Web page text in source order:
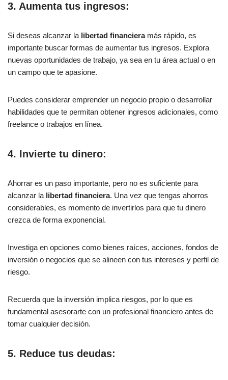
3. Aumenta tus ingresos:
Si deseas alcanzar la libertad financieramás rápido, es
importante buscar formas de aumentar tus ingresos. Explora
nuevas oportunidades de trabajo, ya sea en tu área actual o en
un campo que te apasione.
Puedes considerar emprender un negocio propio o desarrollar
habilidades que te permitan obtener ingresos adicionales, como
freelance o trabajos en línea.
4. Invierte tu dinero:
Ahorrar es un paso importante, pero no es suficiente para
alcanzar la libertad financiera. Una vez que tengas ahorros
considerables, es momento de invertirlos para que tu dinero
crezca de forma exponencial.
Investiga en opciones como bienes raíces, acciones, fondos de
inversión o negocios que se alineen con tus intereses y perfil de
riesgo.
Recuerda que la inversión implica riesgos, por lo que es
fundamental asesorarte con un profesional financiero antes de
tomar cualquier decisión.
5. Reduce tus deudas: